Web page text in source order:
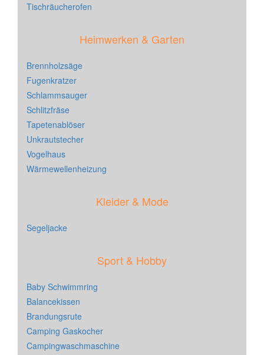
Tischräucherofen
Heimwerken & Garten
Brennholzsäge
Fugenkratzer
Schlammsauger
Schlitzfräse
Tapetenablöser
Unkrautstecher
Vogelhaus
Wärmewellenheizung
Kleider & Mode
Segeljacke
Sport & Hobby
Baby Schwimmring
Balancekissen
Brandungsrute
Camping Gaskocher
Campingwaschmaschine